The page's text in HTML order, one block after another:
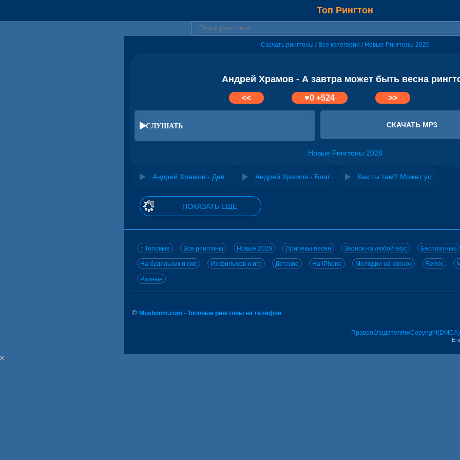
Топ Рингтон
Скачать рингтоны / Все категории / Новые Рингтоны 2026
Андрей Храмов - А завтра может быть весна
<< ♥0+524 >>
СЛУШАТЬ СКАЧАТЬ MP3
Новые Рингтоны 2026
ПОКАЗАТЬ ЕЩЁ
↑ Топовые Все рингтоны Новые 2026 Припевы песен Звонок на любой вкус Бесплатные
На будильник и смс Из фильмов и игр Детские На iPhone Мелодии на звонок Remix
Разные
© Musboom.com - Топовые рингтоны на телефон
Правообладателям/Copyright(DMCA)
E-